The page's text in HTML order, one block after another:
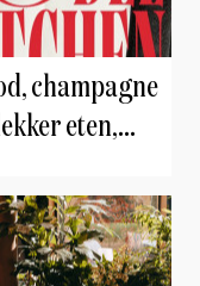
eten,